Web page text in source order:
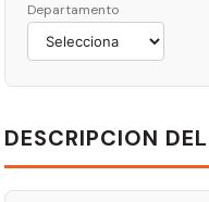
Departamento
DESCRIPCION